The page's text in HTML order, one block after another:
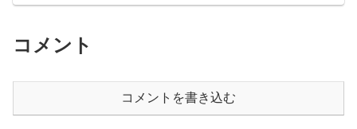
コメント
コメントを書き込む